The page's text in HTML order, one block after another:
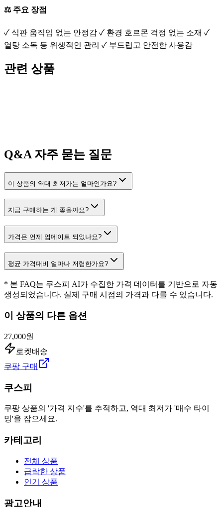
⚖️ 주요 장점
✓ 식판 움직임 없는 안정감 ✓ 환경 호르몬 걱정 없는 소재 ✓
열탕 소독 등 위생적인 관리 ✓ 부드럽고 안전한 사용감
관련 상품
Q&A 자주 묻는 질문
이 상품의 역대 최저가는 얼마인가요?
지금 구매하는 게 좋을까요?
가격은 언제 업데이트 되었나요?
평균 가격대비 얼마나 저렴한가요?
* 본 FAQ는 쿠스피 AI가 수집한 가격 데이터를 기반으로 자동
생성되었습니다. 실제 구매 시점의 가격과 다를 수 있습니다.
이 상품의 다른 옵션
27,000원
로켓배송
쿠팡 구매
쿠스피
쿠팡 상품의 '가격 지수'를 추적하고, 역대 최저가 '매수 타이
밍'을 잡으세요.
카테고리
전체 상품
급락한 상품
인기 상품
광고안내